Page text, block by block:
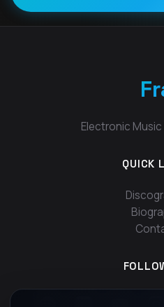
Electronic Music
QUICK